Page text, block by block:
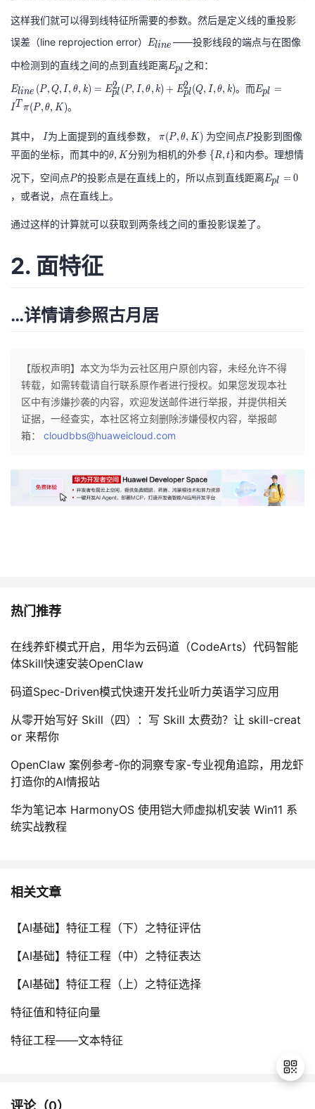
n
2
^
h
n
3
_
d
/|
d
^
h
这样我们就可以得到线特征所需要的参数。然后是定义线的重投影
误差（line reprojection error）
E
{
li
}
Eline ——投影线段的端点与在图像
中检测到的直线之间的点到直线距离E
{
}
Epl 之和：
{l
e
}
(
Q
)
=
E
_
2
k
+
_
l}
2
Eline (P, Q, I , θ, k) = Epl
2 (P, I , θ, k) + Epl
2 (Q, I , θ, k)。而E
p
l}
I
T
a,
K
)
Epl =
IT π(P, θ, K )。
其中， I
I 为上面提到的直线参数，\
p
i(
t
π(P, θ, K ) 为空间点P
P投影到图像
平面的坐标，而其中的\
t
a,
θ, K分别为相机的外参 \
{
\
{ R, t }和内参。理想情
况下，空间点P
P的投影点是在直线上的，所以点到直线距离E
Epl = 0
，或者说，点在直线上。
通过这样的计算就可以获取到两条线之间的重投影误差了。
2. 面特征
…详情请参照古月居
【版权声明】本文为华为云社区用户原创内容，未经允许不得
转载，如需转载请自行联系原作者进行授权。如果您发现本社
区中有涉嫌抄袭的内容，欢迎发送邮件进行举报，并提供相关
证据，一经查实，本社区将立刻删除涉嫌侵权内容，举报邮
箱： cloudbbs@huaweicloud.com
热门推荐
在线养虾模式开启，用华为云码道（CodeArts）代码智能
体Skill快速安装OpenClaw
码道Spec-Driven模式快速开发托业听力英语学习应用
从零开始写好 Skill（四）：写 Skill 太费劲？让 skill-creat
or 来帮你
OpenClaw 案例参考-你的洞察专家-专业视角追踪，用龙虾
打造你的AI情报站
华为笔记本 HarmonyOS 使用铠大师虚拟机安装 Win11 系
统实战教程
相关文章
【AI基础】特征工程（下）之特征评估
【AI基础】特征工程（中）之特征表达
【AI基础】特征工程（上）之特征选择
特征值和特征向量
特征工程——文本特征
评论（0）